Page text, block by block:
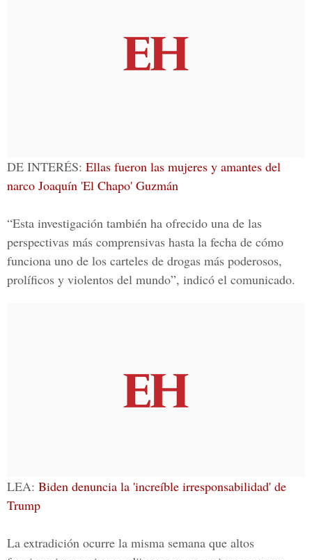
DE INTERÉS: Ellas fueron las mujeres y amantes del
narco Joaquín 'El Chapo' Guzmán
“Esta investigación también ha ofrecido una de las
perspectivas más comprensivas hasta la fecha de cómo
funciona uno de los carteles de drogas más poderosos,
prolíficos y violentos del mundo”, indicó el comunicado.
LEA: Biden denuncia la 'increíble irresponsabilidad' de
Trump
La extradición ocurre la misma semana que altos